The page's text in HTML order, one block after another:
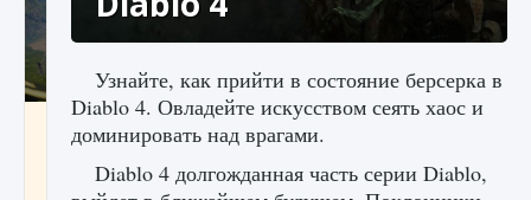
Как исправить ошибку Palworld «Идет
сохранение мира — Невозможно начать
сохранение данных мира»
Узнайте, как прийти в состояние берсерка в
Diablo 4. Овладейте искусством сеять хаос и
доминировать над врагами.
Diablo 4 долгожданная часть серии Diablo,